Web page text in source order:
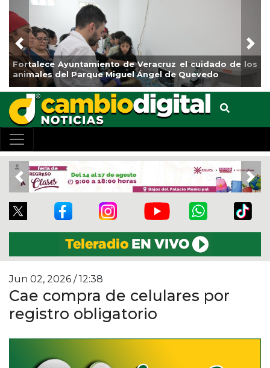
Fortalece Ayuntamiento de Veracruz el cuidado de los
animales del Parque Miguel Ángel de Quevedo
Previous
Previous
Jun 02, 2026 / 12:38
Cae compra de celulares por
registro obligatorio